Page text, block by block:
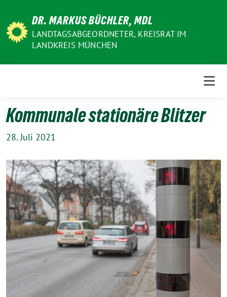
zum
Inhalt
DR. MARKUS BÜCHLER, MDL
LANDTAGSABGEORDNETER, KREISRAT IM
LANDKREIS MÜNCHEN
Kommunale stationäre Blitzer
28. Juli 2021